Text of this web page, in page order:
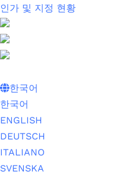
인가 및 지정 현황
한국어
한국어
ENGLISH
DEUTSCH
ITALIANO
SVENSKA